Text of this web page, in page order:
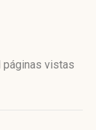
páginas vistas